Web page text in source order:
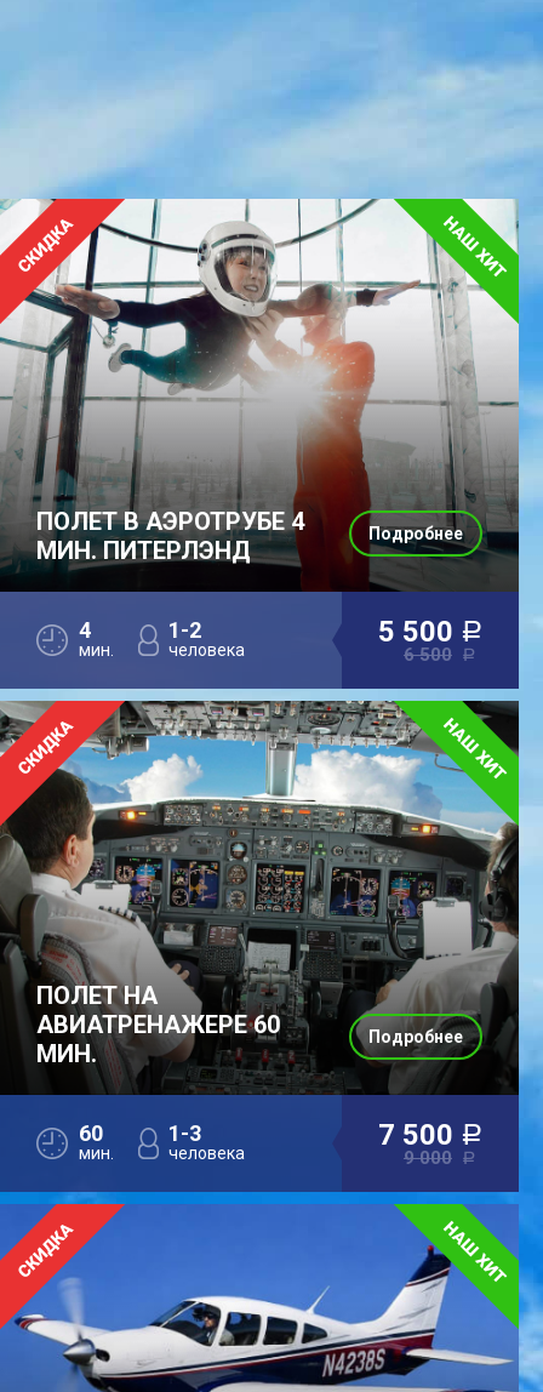
ПОЛЕТ В АЭРОТРУБЕ 4
МИН. ПИТЕРЛЭНД
4
мин.
1-2
человека
5 500 a
6 500 a
Подробнее
ПОЛЕТ НА
АВИАТРЕНАЖЕРЕ 60
МИН.
60
мин.
1-3
человека
7 500 a
9 000 a
Подробнее